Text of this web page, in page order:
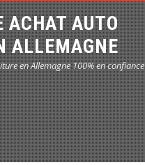
ALLEMAGNE
en Allemagne 100% en confiance